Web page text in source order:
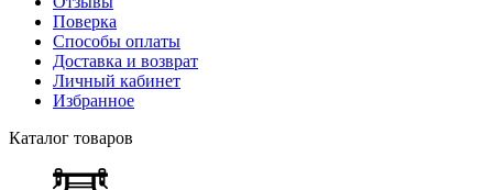
Поверка
Способы оплаты
Доставка и возврат
Личный кабинет
Избранное
Каталог товаров